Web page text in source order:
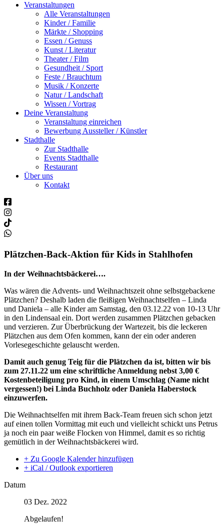
Veranstaltungen
Alle Veranstaltungen
Kinder / Familie
Märkte / Shopping
Essen / Genuss
Kunst / Literatur
Theater / Film
Gesundheit / Sport
Feste / Brauchtum
Musik / Konzerte
Natur / Landschaft
Wissen / Vortrag
Deine Veranstaltung
Veranstaltung einreichen
Bewerbung Aussteller / Künstler
Stadthalle
Zur Stadthalle
Events Stadthalle
Restaurant
Über uns
Kontakt
Plätzchen-Back-Aktion für Kids in Stahlhofen
In der Weihnachtsbäckerei….
Was wären die Advents- und Weihnachtszeit ohne selbstgebackene
Plätzchen? Deshalb laden die fleißigen Weihnachtselfen – Linda
und Daniela – alle Kinder am Samstag, den 03.12.22 von 10-13 Uhr
in den Lindensaal ein. Dort werden zusammen Plätzchen gebacken
und verzieren. Zur Überbrückung der Wartezeit, bis die leckeren
Plätzchen aus dem Ofen kommen, kann der ein oder anderen
Vorlesegeschichte gelauscht werden.
Damit auch genug Teig für die Plätzchen da ist, bitten wir bis
zum 27.11.22 um eine schriftliche Anmeldung nebst 3,00 €
Kostenbeteiligung pro Kind, in einem Umschlag (Name nicht
vergessen!) bei Linda Buchholz oder Daniela Haberstock
einzuwerfen.
Die Weihnachtselfen mit ihrem Back-Team freuen sich schon jetzt
auf einen tollen Vormittag mit euch und vielleicht schickt uns Petrus
ja noch ein paar weiße Flocken von Himmel, damit es so richtig
gemütlich in der Weihnachtsbäckerei wird.
+ Zu Google Kalender hinzufügen
+ iCal / Outlook exportieren
Datum
03 Dez. 2022
Abgelaufen!